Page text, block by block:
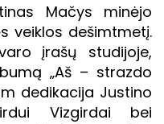
Mačys minėjo
veiklos dešimtmetį.
įrašų studijoje,
„Aš – strazdo
dedikacija Justino
Vizgirdai bei